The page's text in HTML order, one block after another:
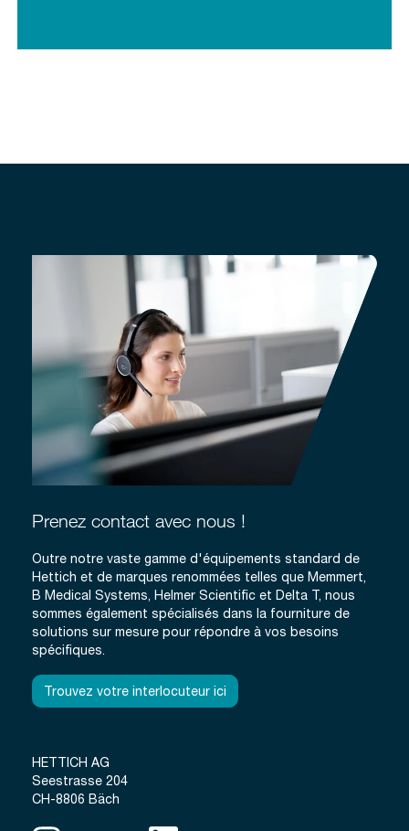
Prenez contact avec nous !
Outre notre vaste gamme d'équipements standard de
Hettich et de marques renommées telles que Memmert,
B Medical Systems, Helmer Scientific et Delta T, nous
sommes également spécialisés dans la fourniture de
solutions sur mesure pour répondre à vos besoins
spécifiques.
Trouvez votre interlocuteur ici
HETTICH AG
Seestrasse 204
CH-8806 Bäch